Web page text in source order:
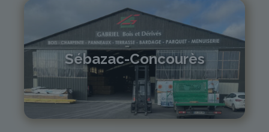
Sébazac-Concourès
05 81 55 83 89
monistrol@gabriel-sa.fr